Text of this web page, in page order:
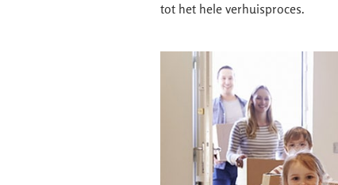
tot het hele verhuisproces.